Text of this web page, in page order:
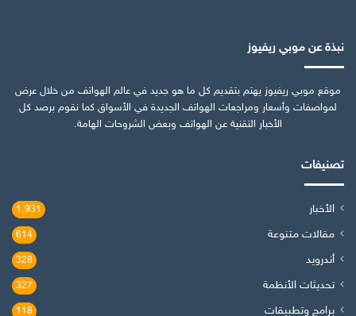
نبذة عن موبي ريفيوز
موقع موبي ريفيوز يهتم بتقديم كل ما هو جديد في عالم الهواتف من خلال عرض
لمواصفات وأسعار ومراجعات الهواتف الجديدة في الأسواق كما نقوم برصد كل
الأخبار التقنية عن الهواتف وبعض الشروحات الهامة.
تصنيفات
الأخبار 1٬931
مقالات متنوعة 614
أندرويد 328
تحديثات الأنظمة 327
برامج وتطبيقات 118